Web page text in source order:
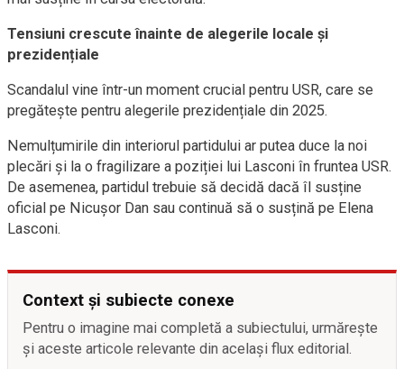
Tensiuni crescute înainte de alegerile locale și
prezidențiale
Scandalul vine într-un moment crucial pentru USR, care se
pregătește pentru alegerile prezidențiale din 2025.
Nemulțumirile din interiorul partidului ar putea duce la noi
plecări și la o fragilizare a poziției lui Lasconi în fruntea USR.
De asemenea, partidul trebuie să decidă dacă îl susține
oficial pe Nicușor Dan sau continuă să o susțină pe Elena
Lasconi.
Context și subiecte conexe
Pentru o imagine mai completă a subiectului, urmărește
și aceste articole relevante din același flux editorial.